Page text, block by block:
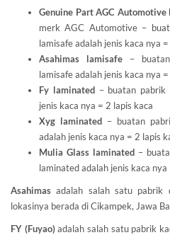
Genuine Part AGC Automotive
merk AGC Automotive –
lamisafe adalah jenis kaca nya
Asahimas lamisafe– buatan
lamisafe adalah jenis kaca nya
Fy laminated– buatan pabrik
jenis kaca nya = 2 lapis kaca
Xyg laminated– buatan
adalah jenis kaca nya = 2 lapis
Mulia Glass laminated–
laminated adalah jenis kaca nya
Asahimasadalah salah satu pabrik
lokasinya berada di Cikampek, Jawa
FY (Fuyao)adalah salah satu pabrik